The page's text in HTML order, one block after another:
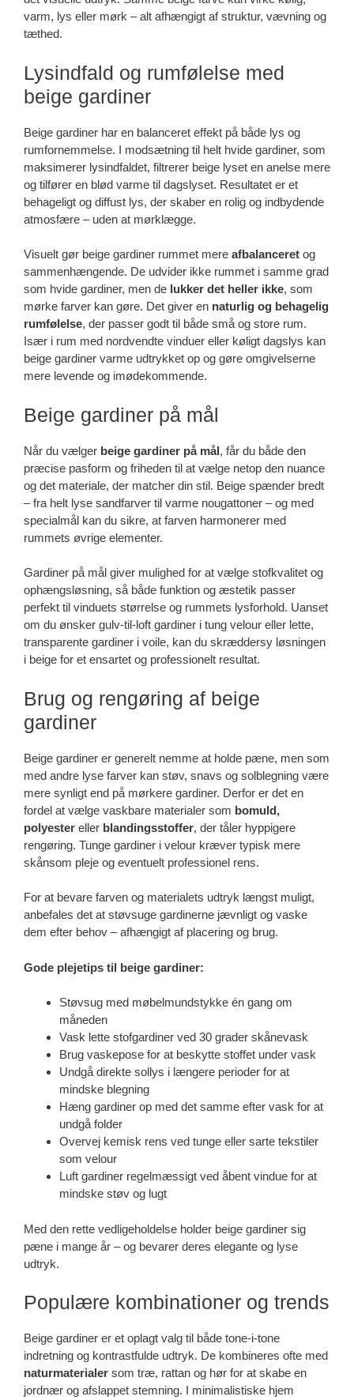
varm, lys eller mørk – alt afhængigt af struktur, vævning og
tæthed.
Lysindfald og rumfølelse med
beige gardiner
Beige gardiner har en balanceret effekt på både lys og
rumfornemmelse. I modsætning til helt hvide gardiner, som
maksimerer lysindfaldet, filtrerer beige lyset en anelse mere
og tilfører en blød varme til dagslyset. Resultatet er et
behageligt og diffust lys, der skaber en rolig og indbydende
atmosfære – uden at mørklægge.
Visuelt gør beige gardiner rummet mere afbalanceret og
sammenhængende. De udvider ikke rummet i samme grad
som hvide gardiner, men de lukker det heller ikke, som
mørke farver kan gøre. Det giver en naturlig og behagelig
rumfølelse, der passer godt til både små og store rum.
Især i rum med nordvendte vinduer eller køligt dagslys kan
beige gardiner varme udtrykket op og gøre omgivelserne
mere levende og imødekommende.
Beige gardiner på mål
Når du vælger beige gardiner på mål, får du både den
præcise pasform og friheden til at vælge netop den nuance
og det materiale, der matcher din stil. Beige spænder bredt
– fra helt lyse sandfarver til varme nougattoner – og med
specialmål kan du sikre, at farven harmonerer med
rummets øvrige elementer.
Gardiner på mål giver mulighed for at vælge stofkvalitet og
ophængsløsning, så både funktion og æstetik passer
perfekt til vinduets størrelse og rummets lysforhold. Uanset
om du ønsker gulv-til-loft gardiner i tung velour eller lette,
transparente gardiner i voile, kan du skræddersy løsningen
i beige for et ensartet og professionelt resultat.
Brug og rengøring af beige
gardiner
Beige gardiner er generelt nemme at holde pæne, men som
med andre lyse farver kan støv, snavs og solblegning være
mere synligt end på mørkere gardiner. Derfor er det en
fordel at vælge vaskbare materialer som bomuld,
polyester eller blandingsstoffer, der tåler hyppigere
rengøring. Tunge gardiner i velour kræver typisk mere
skånsom pleje og eventuelt professionel rens.
For at bevare farven og materialets udtryk længst muligt,
anbefales det at støvsuge gardinerne jævnligt og vaske
dem efter behov – afhængigt af placering og brug.
Gode plejetips til beige gardiner:
Støvsug med møbelmundstykke én gang om
måneden
Vask lette stofgardiner ved 30 grader skånevask
Brug vaskepose for at beskytte stoffet under vask
Undgå direkte sollys i længere perioder for at
mindske blegning
Hæng gardiner op med det samme efter vask for at
undgå folder
Overvej kemisk rens ved tunge eller sarte tekstiler
som velour
Luft gardiner regelmæssigt ved åbent vindue for at
mindske støv og lugt
Med den rette vedligeholdelse holder beige gardiner sig
pæne i mange år – og bevarer deres elegante og lyse
udtryk.
Populære kombinationer og trends
Beige gardiner er et oplagt valg til både tone-i-tone
indretning og kontrastfulde udtryk. De kombineres ofte med
naturmaterialer som træ, rattan og hør for at skabe en
jordnær og afslappet stemning. I minimalistiske hjem